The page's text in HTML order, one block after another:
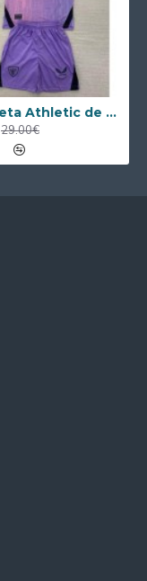
Camiseta Athletic de Bilbao 2024/2025 Alternativo Niño Kit
29.00€